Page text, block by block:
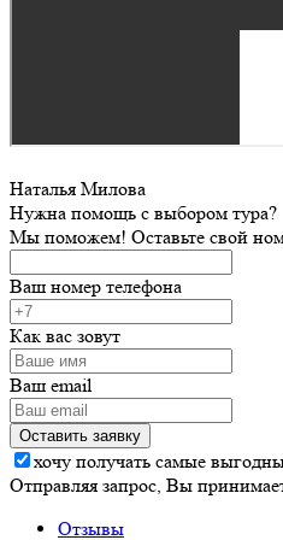
Наталья Милова
Нужна помощь с выбором тура?
Мы поможем! Оставьте свой
Ваш номер телефона
Как вас зовут
Ваш email
хочу получать самые
Отправляя запрос, Вы
Отзывы